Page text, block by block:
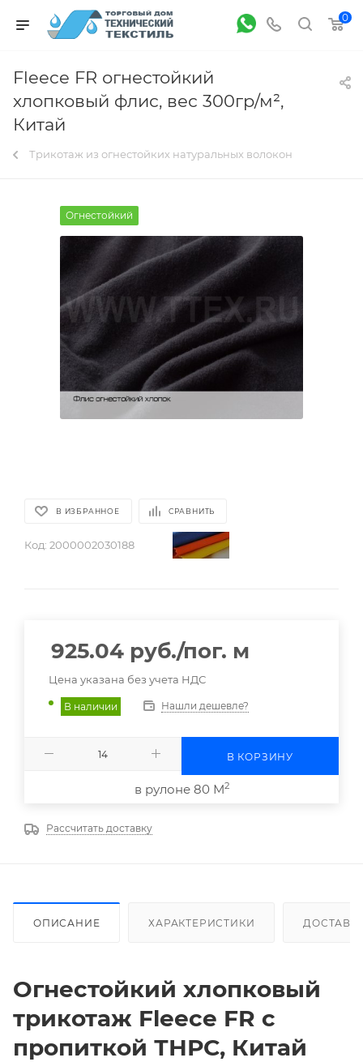
0
Fleece FR огнестойкий
хлопковый флис, вес 300гр/м²,
Китай
Трикотаж из огнестойких натуральных волокон
Огнестойкий
В ИЗБРАННОЕ СРАВНИТЬ
Код: 2000002030188
925.04 руб./пог. м
Цена указана без учета НДС
В наличии Нашли дешевле?
В КОРЗИНУ
в рулоне 80 М2
Рассчитать доставку
ОПИСАНИЕ ХАРАКТЕРИСТИКИ
Огнестойкий хлопковый
трикотаж Fleece FR с
пропиткой ТНРС, Китай